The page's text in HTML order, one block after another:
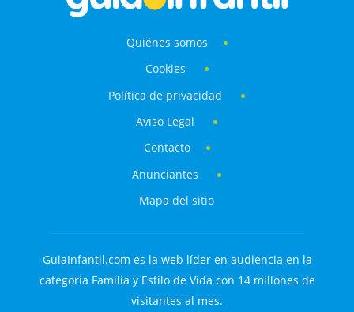
Quiénes somos
Cookies
Política de privacidad
Aviso Legal
Contacto
Anunciantes
Mapa del sitio
GuiaInfantil.com es la web líder en audiencia en la
categoría Familia y Estilo de Vida con 14 millones de
visitantes al mes.